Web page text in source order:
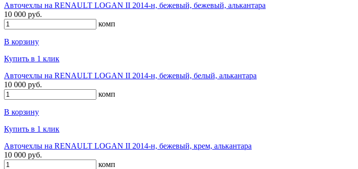
Авточехлы на RENAULT LOGAN II 2014-н, бежевый, бежевый, алькантара
10 000 руб.
комп
В корзину
Купить в 1 клик
Авточехлы на RENAULT LOGAN II 2014-н, бежевый, белый, алькантара
10 000 руб.
комп
В корзину
Купить в 1 клик
Авточехлы на RENAULT LOGAN II 2014-н, бежевый, крем, алькантара
10 000 руб.
комп